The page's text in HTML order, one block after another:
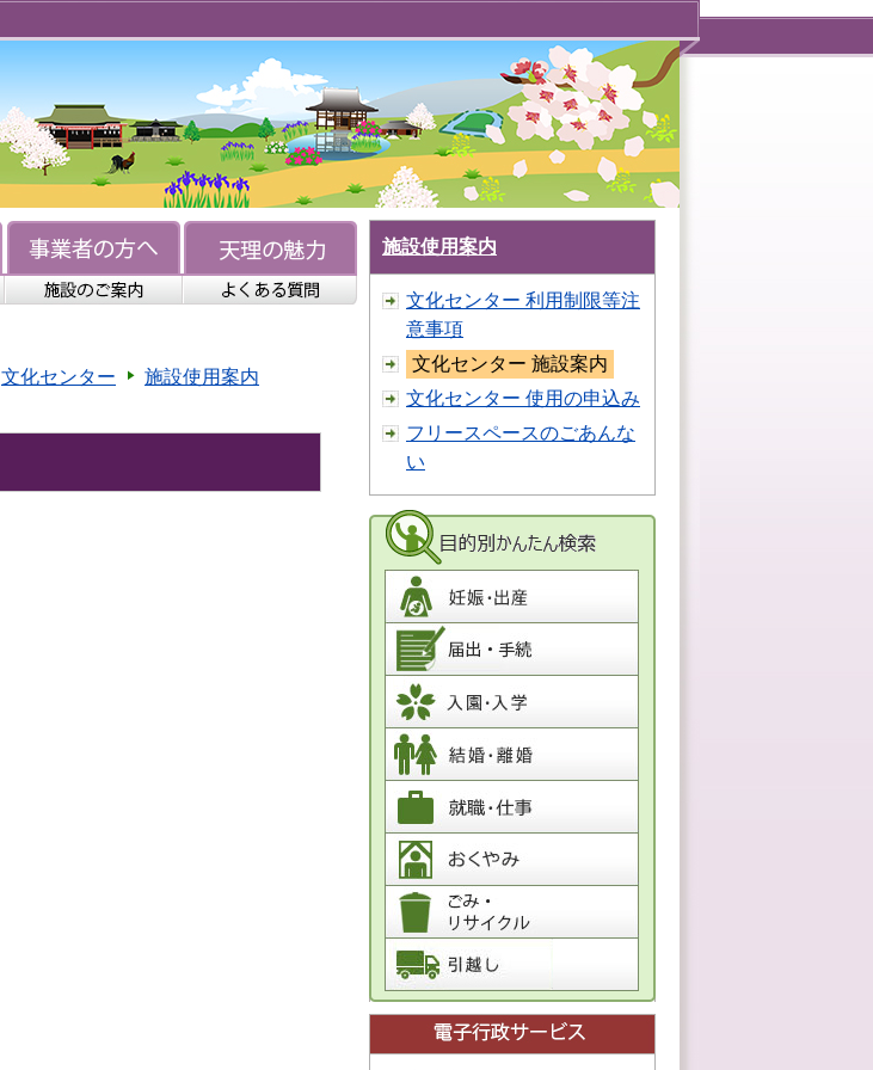
文化センター
施設使用案内
施設使用案内
文化センター 利用制限等注
意事項
文化センター 施設案内
文化センター 使用の申込み
フリースペースのごあんな
い